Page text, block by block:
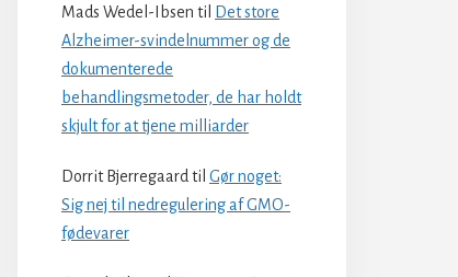
Mads Wedel-Ibsen til
Det store
Alzheimer-svindelnummer og de
dokumenterede
behandlingsmetoder, de har holdt
skjult for at tjene milliarder
Dorrit Bjerregaardtil Gør noget:
Sig nej til nedregulering af GMO-
fødevarer